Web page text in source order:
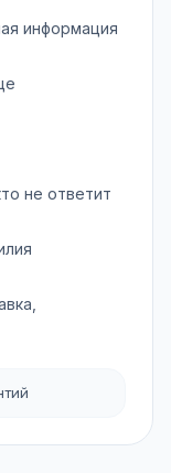
информация
не ответит